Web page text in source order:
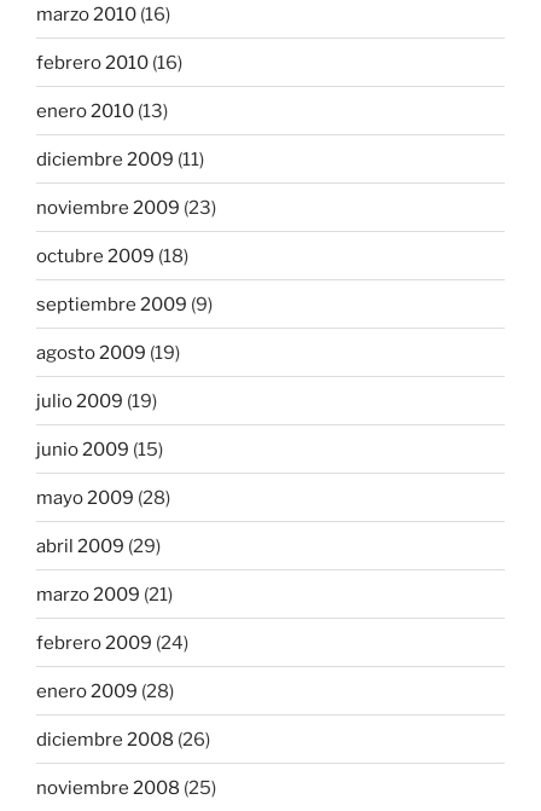
marzo 2010 (16)
febrero 2010 (16)
enero 2010 (13)
diciembre 2009 (11)
noviembre 2009 (23)
octubre 2009 (18)
septiembre 2009 (9)
agosto 2009 (19)
julio 2009 (19)
junio 2009 (15)
mayo 2009 (28)
abril 2009 (29)
marzo 2009 (21)
febrero 2009 (24)
enero 2009 (28)
diciembre 2008 (26)
noviembre 2008 (25)